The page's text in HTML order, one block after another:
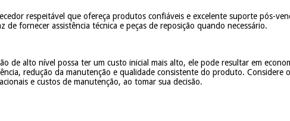
respeitável que ofereça produtos confiáveis e excelente suporte pós-
de fornecer assistência técnica e peças de reposição quando necessário.
de alto nível possa ter um custo inicial mais alto, ele pode resultar em
redução da manutenção e qualidade consistente do produto.
e custos de manutenção, ao tomar sua decisão.